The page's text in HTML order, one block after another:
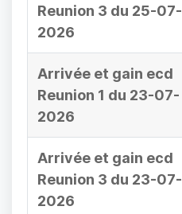
Reunion 3 du 25-07-
2026
Arrivée et gain ecd
Reunion 1 du 23-07-
2026
Arrivée et gain ecd
Reunion 3 du 23-07-
2026